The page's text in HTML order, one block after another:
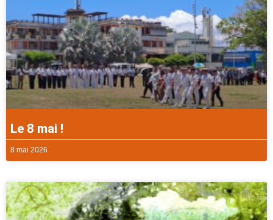
Le 8 mai !
8 mai 2026